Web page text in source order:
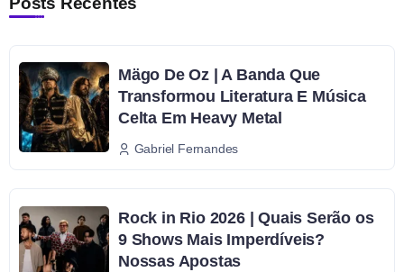
Mägo De Oz | A Banda Que
Transformou Literatura E Música
Celta Em Heavy Metal
Gabriel Fernandes
Rock in Rio 2026 | Quais Serão os
9 Shows Mais Imperdíveis?
Nossas Apostas